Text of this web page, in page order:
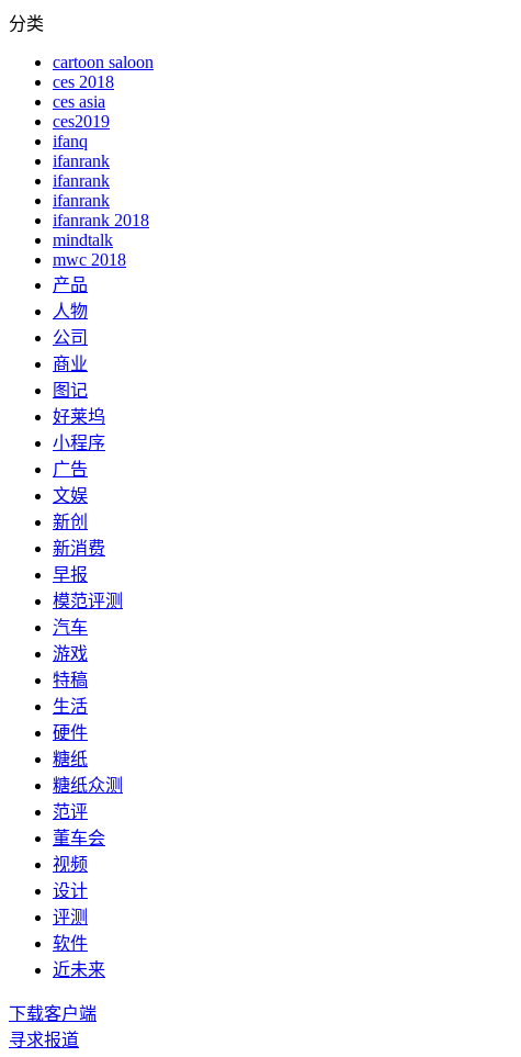
分类
cartoon saloon
ces 2018
ces asia
ces2019
ifanq
ifanrank
ifanrank
ifanrank
ifanrank 2018
mindtalk
mwc 2018
产品
人物
公司
商业
图记
好莱坞
小程序
广告
文娱
新创
新消费
早报
模范评测
汽车
游戏
特稿
生活
硬件
糖纸
糖纸众测
范评
董车会
视频
设计
评测
软件
近未来
下载客户端
寻求报道